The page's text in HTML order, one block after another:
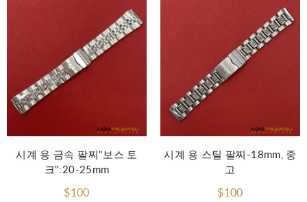
시계 용 금속 팔찌"보스 토
크":20-25mm
$100
시계 용 스틸 팔찌-18mm, 중
고
$100